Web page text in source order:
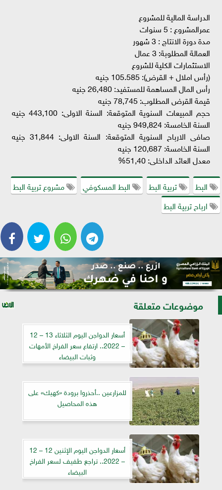
الدراسة المالية للمشروع
عمرالمشروع : 5 سنوات
مدة دورة الانتاج : 3 شهور
العمالة المطلوبة: 3 عمال
الاستثمارات الكلية للشروع
(رأس املال + القرض): 105.585 جنيه
رأس المال المساهمة للمستفيد: 26,480 جنيه
قيمة القرض المطلوب: 78,745 جنيه
حجم المبيعات السنوية المتوقعة: السنة الاولى: 443,100 جنيه
السنة الخامسة: 949,824 جنيه
صافى الارباح السنوية المتوقعة: السنة الاولى: 31,844 جنيه
السنة الخامسة: 120,687 جنيه
معدل العائد الداخلى: 51,40%
البط
تربية البط البط المسكوفي
مشروع تربية البط
ارباح تربية البط
موضوعات متعلقة
أسعار الدواجن اليوم الثلاثاء 13 – 12
– 2022.. ارتفاع سعر الفراخ الأمهات
وثبات البيضاء
للمزارعين ..أحذروا برودة «كهيك» على
هذه المحاصيل
أسعار الدواجن اليوم الإثنين 12 – 12
– 2022.. تراجع طفيف لسعر الفراخ
البيضاء